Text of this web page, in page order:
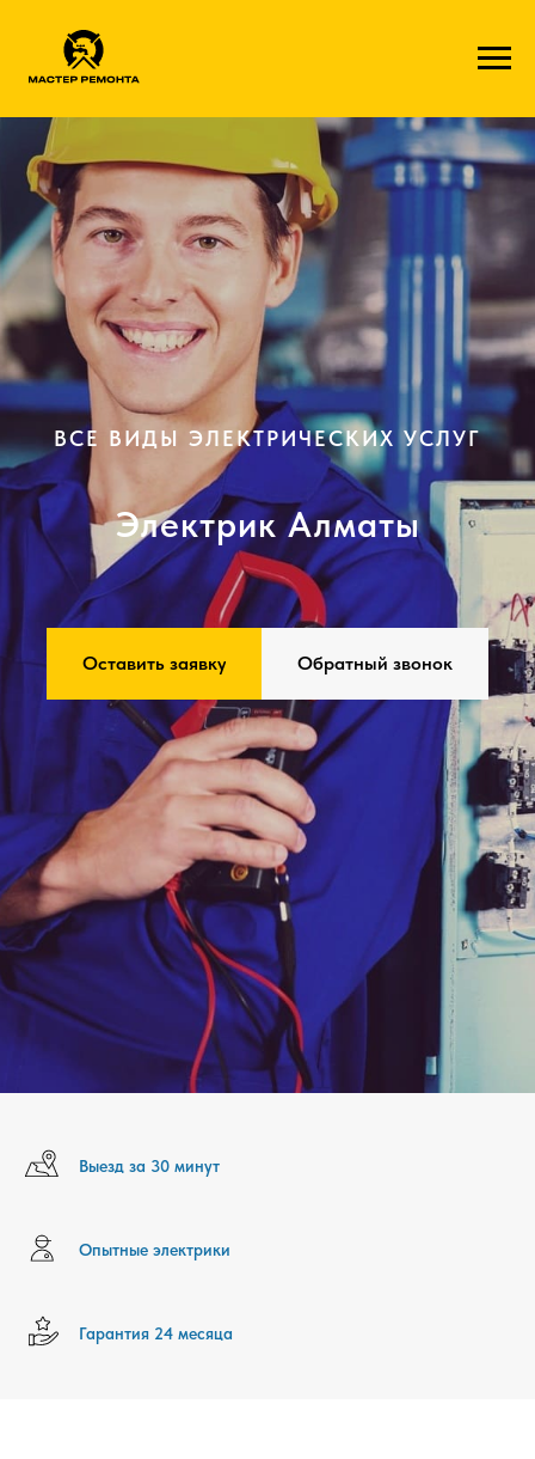
ВСЕ ВИДЫ ЭЛЕКТРИЧЕСКИХ УСЛУГ
Электрик Алматы
Оставить заявку Обратный звонок
Выезд за 30 минут
Опытные электрики
Гарантия 24 месяца